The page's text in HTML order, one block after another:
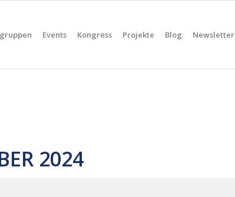
Events Kongress Projekte Blog Newsletter
2024